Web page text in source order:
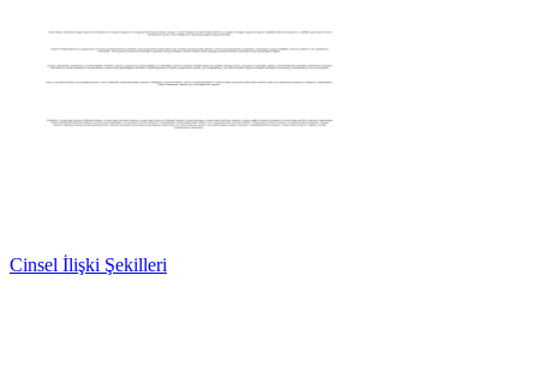
Cinsel İlişki Şekilleri